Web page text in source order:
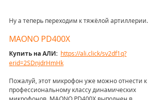
Ну а теперь переходим к тяжёлой артиллерии.
MAONO PD400X
Купить на АЛИ: https://ali.click/sv2df1q?
erid=2SDnjdrHmHk
Пожалуй, этот микрофон уже можно отнести к
профессиональному классу динамических